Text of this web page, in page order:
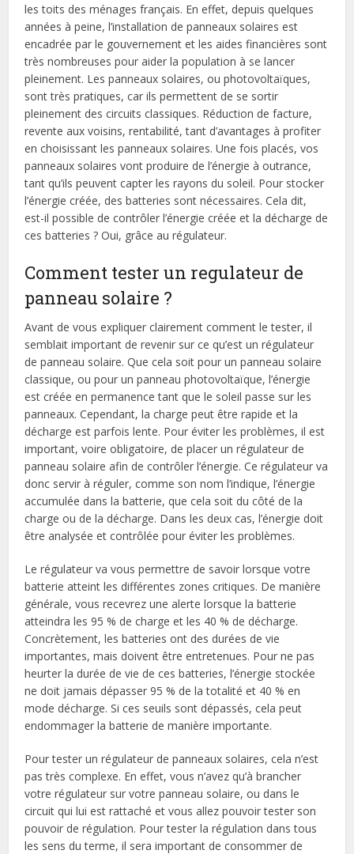
les toits des ménages français. En effet, depuis quelques
années à peine, l’installation de panneaux solaires est
encadrée par le gouvernement et les aides financières sont
très nombreuses pour aider la population à se lancer
pleinement. Les panneaux solaires, ou photovoltaïques,
sont très pratiques, car ils permettent de se sortir
pleinement des circuits classiques. Réduction de facture,
revente aux voisins, rentabilité, tant d’avantages à profiter
en choisissant les panneaux solaires. Une fois placés, vos
panneaux solaires vont produire de l’énergie à outrance,
tant qu’ils peuvent capter les rayons du soleil. Pour stocker
l’énergie créée, des batteries sont nécessaires. Cela dit,
est-il possible de contrôler l’énergie créée et la décharge de
ces batteries ? Oui, grâce au régulateur.
Comment tester un regulateur de
panneau solaire ?
Avant de vous expliquer clairement comment le tester, il
semblait important de revenir sur ce qu’est un régulateur
de panneau solaire. Que cela soit pour un panneau solaire
classique, ou pour un panneau photovoltaïque, l’énergie
est créée en permanence tant que le soleil passe sur les
panneaux. Cependant, la charge peut être rapide et la
décharge est parfois lente. Pour éviter les problèmes, il est
important, voire obligatoire, de placer un régulateur de
panneau solaire afin de contrôler l’énergie. Ce régulateur va
donc servir à réguler, comme son nom l’indique, l’énergie
accumulée dans la batterie, que cela soit du côté de la
charge ou de la décharge. Dans les deux cas, l’énergie doit
être analysée et contrôlée pour éviter les problèmes.
Le régulateur va vous permettre de savoir lorsque votre
batterie atteint les différentes zones critiques. De manière
générale, vous recevrez une alerte lorsque la batterie
atteindra les 95 % de charge et les 40 % de décharge.
Concrètement, les batteries ont des durées de vie
importantes, mais doivent être entretenues. Pour ne pas
heurter la durée de vie de ces batteries, l’énergie stockée
ne doit jamais dépasser 95 % de la totalité et 40 % en
mode décharge. Si ces seuils sont dépassés, cela peut
endommager la batterie de manière importante.
Pour tester un régulateur de panneaux solaires, cela n’est
pas très complexe. En effet, vous n’avez qu’à brancher
votre régulateur sur votre panneau solaire, ou dans le
circuit qui lui est rattaché et vous allez pouvoir tester son
pouvoir de régulation. Pour tester la régulation dans tous
les sens du terme, il sera important de consommer de